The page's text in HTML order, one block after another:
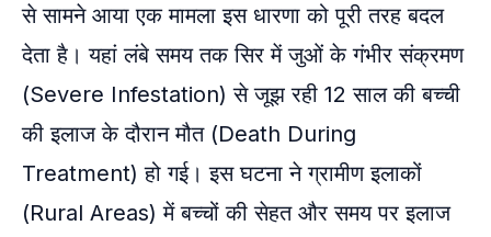
से सामने आया एक मामला इस धारणा को पूरी तरह बदल
देता है। यहां लंबे समय तक सिर में जुओं के गंभीर संक्रमण
(Severe Infestation) से जूझ रही 12 साल की बच्ची
की इलाज के दौरान मौत (Death During
Treatment) हो गई। इस घटना ने ग्रामीण इलाकों
(Rural Areas) में बच्चों की सेहत और समय पर इलाज